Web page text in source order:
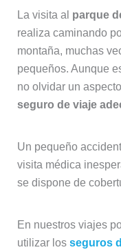
La visita al parque
realiza caminando
montaña, muchas
pequeños. Aunque
no olvidar un
seguro de viaje
Un pequeño
visita médica
se dispone de
En nuestros viajes
utilizar los seguros